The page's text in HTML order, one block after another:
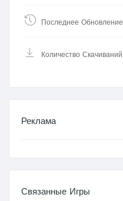
Последнее Обновление
Количество Скачиваний
Реклама
Связанные Игры